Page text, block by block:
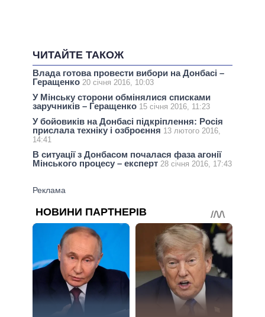
ЧИТАЙТЕ ТАКОЖ
Влада готова провести вибори на Донбасі –
Геращенко 20 січня 2016, 10:03
У Мінську сторони обмінялися списками
заручників – Геращенко 15 січня 2016, 11:23
У бойовиків на Донбасі підкріплення: Росія
прислала техніку і озброєння 13 лютого 2016,
14:41
В ситуації з Донбасом почалася фаза агонії
Мінського процесу – експерт 28 січня 2016, 17:43